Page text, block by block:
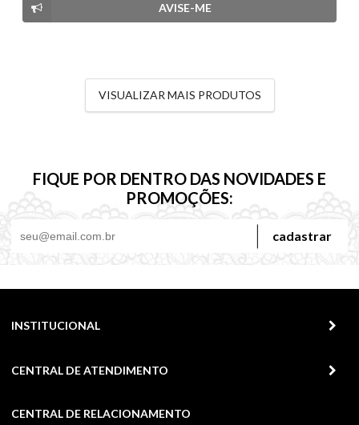
AVISE-ME
VISUALIZAR MAIS PRODUTOS
FIQUE POR DENTRO DAS NOVIDADES E
PROMOÇÕES:
cadastrar
INSTITUCIONAL
CENTRAL DE ATENDIMENTO
CENTRAL DE RELACIONAMENTO